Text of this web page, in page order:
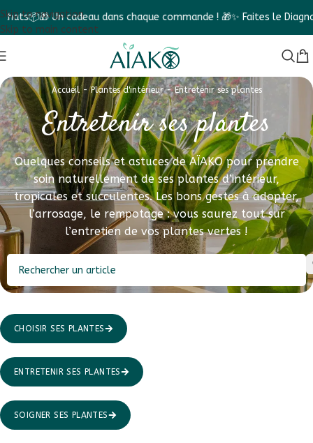
Skip to navigation
Skip to main content
commande ! 🎁✨ Faites le Diagnostic végétal et découvrez
Accueil-Plantes d'intérieur-Entretenir ses plantes
Entretenir ses plantes
Quelques conseils et astuces de AÏAKO pour prendre
soin naturellement de ses plantes d’intérieur,
tropicales et succulentes. Les bons gestes à adopter,
l’arrosage, le rempotage : vous saurez tout sur
l’entretien de vos plantes vertes !
CHOISIR SES PLANTES
ENTRETENIR SES PLANTES
SOIGNER SES PLANTES